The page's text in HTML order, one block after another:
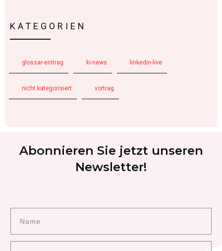
KATEGORIEN
glossar-eintrag ki-news linkedin-live
nicht kategorisiert vortrag
Abonnieren Sie jetzt unseren
Newsletter!